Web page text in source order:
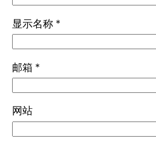
显示名称 *
邮箱 *
网站